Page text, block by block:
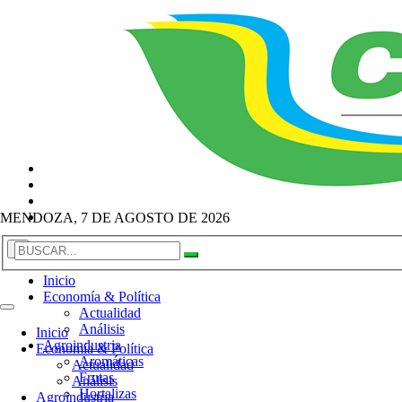
MENDOZA, 7 DE AGOSTO DE 2026
Inicio
Economía & Política
Actualidad
Análisis
Agroindustria
×
Inicio
Economía & Política
Actualidad
Análisis
Agroindustria
Aromáticas
Frutas
Hortalizas